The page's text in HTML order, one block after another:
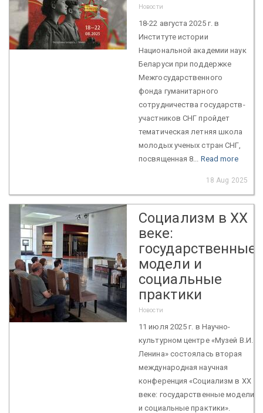
Новости
18-22 августа 2025 г. в
Институте истории
Национальной академии наук
Беларуси при поддержке
Межгосударственного
фонда гуманитарного
сотрудничества государств-
участников СНГ пройдет
тематическая летняя школа
молодых ученых стран СНГ,
посвященная 8... Read more
18 Aug 2025
Социализм в ХХ
веке:
государственные
модели и
социальные
практики
Новости
11 июля 2025 г. в Научно-
культурном центре «Музей В.И.
Ленина» состоялась вторая
международная научная
конференция «Социализм в ХХ
веке: государственные модели
и социальные практики».